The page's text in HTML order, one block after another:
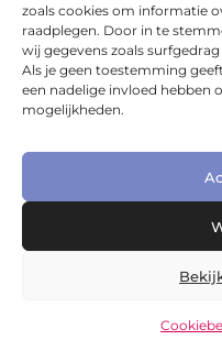
zoals cookies om informatie
raadplegen. Door in te
wij gegevens zoals
Als je geen toestemming
een nadelige invloed hebben
mogelijkheden.
Laat je inspireren door
heldere inzichten en frisse
hebt om met vertrouwen
dagelijks leven en werk.
@2025